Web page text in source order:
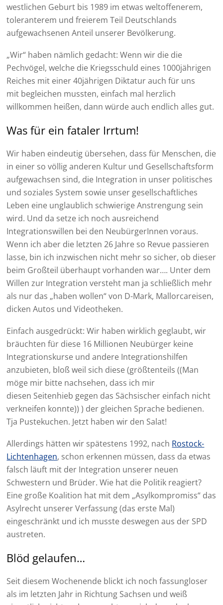
westlichen Geburt bis 1989 im etwas weltoffenerem,
toleranterem und freierem Teil Deutschlands
aufgewachsenen Anteil unserer Bevölkerung.
„Wir“ haben nämlich gedacht: Wenn wir die die
Pechvögel, welche die Kriegsschuld eines 1000jährigen
Reiches mit einer 40jährigen Diktatur auch für uns
mit begleichen mussten, einfach mal herzlich
willkommen heißen, dann würde auch endlich alles gut.
Was für ein fataler Irrtum!
Wir haben eindeutig übersehen, dass für Menschen, die
in einer so völlig anderen Kultur und Gesellschaftsform
aufgewachsen sind, die Integration in unser politisches
und soziales System sowie unser gesellschaftliches
Leben eine unglaublich schwierige Anstrengung sein
wird. Und da setze ich noch ausreichend
Integrationswillen bei den NeubürgerInnen voraus.
Wenn ich aber die letzten 26 Jahre so Revue passieren
lasse, bin ich inzwischen nicht mehr so sicher, ob dieser
beim Großteil überhaupt vorhanden war…. Unter dem
Willen zur Integration versteht man ja schließlich mehr
als nur das „haben wollen“ von D-Mark, Mallorcareisen,
dicken Autos und Videotheken.
Einfach ausgedrückt: Wir haben wirklich geglaubt, wir
bräuchten für diese 16 Millionen Neubürger keine
Integrationskurse und andere Integrationshilfen
anzubieten, bloß weil sich diese (größtenteils ((Man
möge mir bitte nachsehen, dass ich mir
diesen Seitenhieb gegen das Sächsischer einfach nicht
verkneifen konnte)) ) der gleichen Sprache bedienen.
Tja Pustekuchen. Jetzt haben wir den Salat!
Allerdings hätten wir spätestens 1992, nach Rostock-
Lichtenhagen, schon erkennen müssen, dass da etwas
falsch läuft mit der Integration unserer neuen
Schwestern und Brüder. Wie hat die Politik reagiert?
Eine große Koalition hat mit dem „Asylkompromiss“ das
Asylrecht unserer Verfassung (das erste Mal)
eingeschränkt und ich musste deswegen aus der SPD
austreten.
Blöd gelaufen…
Seit diesem Wochenende blickt ich noch fassungloser
als im letzten Jahr in Richtung Sachsen und weiß